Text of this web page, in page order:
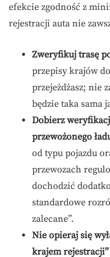
efekcie zgodność z
rejestracji auta nie
Zweryfikuj trasę
przepisy krajów
przejeżdżasz; nie
będzie taka sama
Dobierz
przewożonego
od typu pojazdu
przewozach
dochodzić
standardowe
zalecane”.
Nie opieraj się
krajem rejestracji”